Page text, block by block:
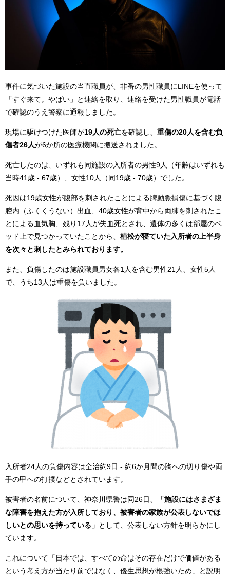
事件に気づいた施設の当直職員が、非番の男性職員にLINEを使って
「すぐ来て。やばい」と連絡を取り、連絡を受けた男性職員が電話
で確認のうえ警察に通報しました。
現場に駆けつけた医師が19人の死亡を確認し、 重傷の20人を含む負
傷者26人 が6か所の医療機関に搬送されました。
死亡したのは、いずれも同施設の入所者の男性9人（年齢はいずれも
当時41歳 - 67歳）、女性10人（同19歳 - 70歳）でした。
死因は19歳女性が腹部を刺されたことによる脾動脈損傷に基づく腹
腔内（ふくくうない）出血、40歳女性が背中から両肺を刺されたこ
とによる血気胸、残り17人が失血死とされ、遺体の多くは部屋のベ
ッド上で見つかっていたことから、 植松が寝ていた入所者の上半身
を次々と刺したとみられております。
また、負傷したのは施設職員男女各1人を含む男性21人、女性5人
で、うち13人は重傷を負いました。
入所者24人の負傷内容は全治約9日 - 約6か月間の胸への切り傷や両
手の甲への打撲などとされています。
被害者の名前について、神奈川県警は同26日、
「施設にはさまざま
な障害を抱えた方が入所しており、被害者の家族が公表しないでほ
しいとの思いを持っている」
として、公表しない方針を明らかにし
ています。
これについて「日本では、すべての命はその存在だけで価値がある
という考え方が当たり前ではなく、優生思想が根強いため」と説明